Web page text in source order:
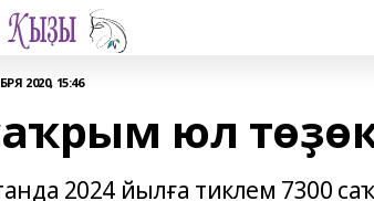
2020, 15:46
юл
2024 йылға тиклем 7300